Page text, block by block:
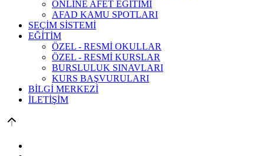
ONLİNE AFET EĞİTİMİ
AFAD KAMU SPOTLARI
SEÇİM SİSTEMİ
EĞİTİM
ÖZEL - RESMİ OKULLAR
ÖZEL - RESMİ KURSLAR
BURSLULUK SINAVLARI
KURS BAŞVURULARI
BİLGİ MERKEZİ
İLETİŞİM